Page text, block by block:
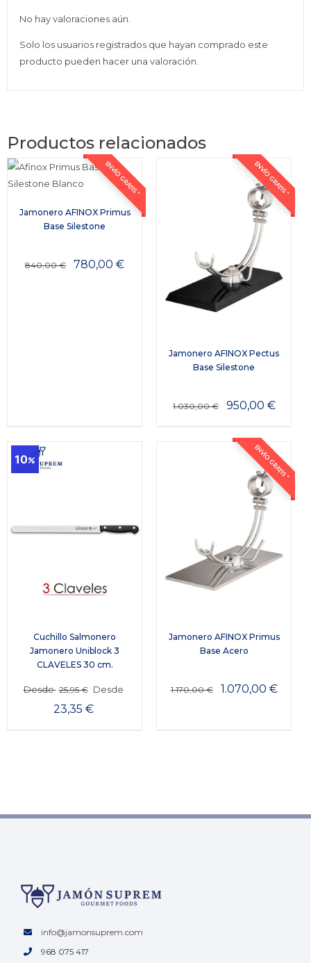
No hay valoraciones aún.
Solo los usuarios registrados que hayan comprado este
producto pueden hacer una valoración.
Productos relacionados
ENVÍO GRATIS *
Jamonero AFINOX Primus
Base Silestone
840,00€ 780,00€
ENVÍO GRATIS *
Jamonero AFINOX Pectus
Base Silestone
1.030,00€ 950,00 €
10
Cuchillo Salmonero
Jamonero Uniblock 3
CLAVELES 30 cm.
Desde 25,95€ Desde
23,35 €
ENVÍO GRATIS *
Jamonero AFINOX Primus
Base Acero
1.170,00€ 1.070,00 €
info@jamonsuprem.com
968 075 417